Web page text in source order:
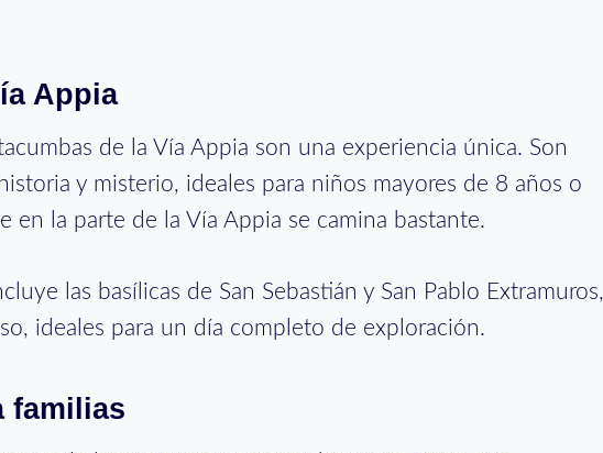
Appia
de la Vía Appia son una experiencia única. Son
y misterio, ideales para niños mayores de 8 años o
en la parte de la Vía Appia se camina bastante.
las basílicas de San Sebastián y San Pablo Extramuros,
ideales para un día completo de exploración.
familias